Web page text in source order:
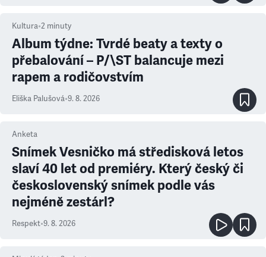
Kultura•2 minuty
Album týdne: Tvrdé beaty a texty o
přebalování – P/\ST balancuje mezi
rapem a rodičovstvím
Eliška Palušová•9. 8. 2026
Anketa
Snímek Vesničko má středisková letos
slaví 40 let od premiéry. Který český či
československý snímek podle vás
nejméně zestárl?
Respekt•9. 8. 2026